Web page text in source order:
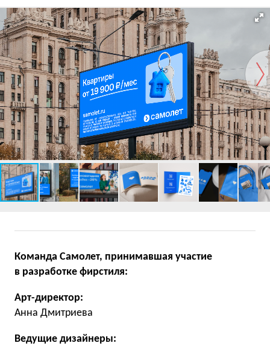
Команда Самолет, принимавшая участие
в разработке фирстиля:
Арт-директор:
Анна Дмитриева
Ведущие дизайнеры: